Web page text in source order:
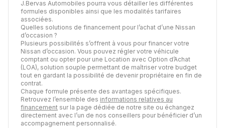
J.Bervas Automobiles pourra vous détailler les différentes
formules disponibles ainsi que les modalités tarifaires
associées.
Quelles solutions de financement pour l’achat d’une Nissan
d’occasion ?
Plusieurs possibilités s’offrent à vous pour financer votre
Nissan d’occasion. Vous pouvez régler votre véhicule
comptant ou opter pour une Location avec Option d’Achat
(LOA), solution souple permettant de maîtriser votre budget
tout en gardant la possibilité de devenir propriétaire en fin de
contrat.
Chaque formule présente des avantages spécifiques.
Retrouvez l’ensemble des informations relatives au
financement sur la page dédiée de notre site ou échangez
directement avec l’un de nos conseillers pour bénéficier d’un
accompagnement personnalisé.